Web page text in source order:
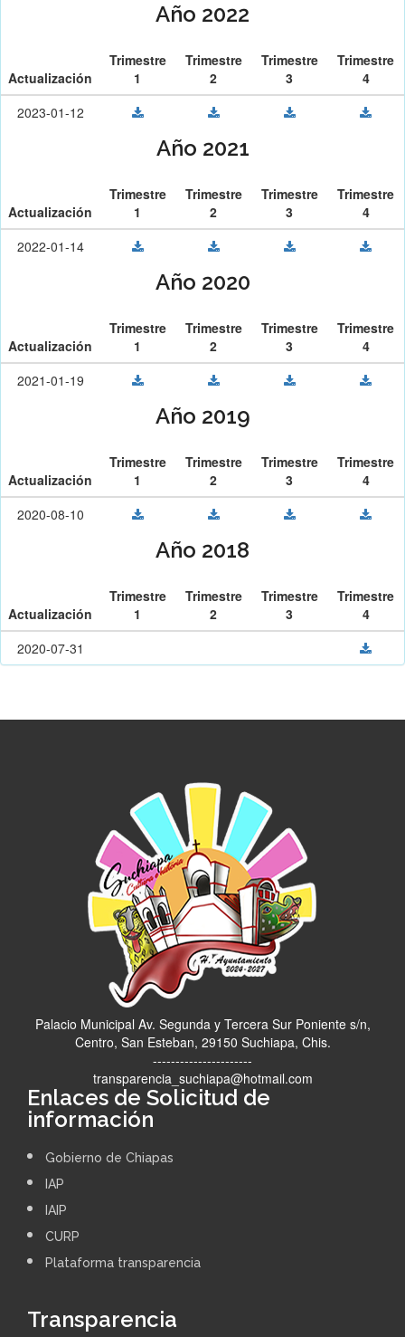
Año 2022
Actualización
Trimestre
1
Trimestre
2
Trimestre
3
Trimestre
4
2023-01-12
Año 2021
Actualización
Trimestre
1
Trimestre
2
Trimestre
3
Trimestre
4
2022-01-14
Año 2020
Actualización
Trimestre
1
Trimestre
2
Trimestre
3
Trimestre
4
2021-01-19
Año 2019
Actualización
Trimestre
1
Trimestre
2
Trimestre
3
Trimestre
4
2020-08-10
Año 2018
Actualización
Trimestre
1
Trimestre
2
Trimestre
3
Trimestre
4
2020-07-31
Palacio Municipal Av. Segunda y Tercera Sur Poniente s/n,
Centro, San Esteban, 29150 Suchiapa, Chis.
----------------------
transparencia_suchiapa@hotmail.com
Enlaces de Solicitud de
información
Gobierno de Chiapas
IAP
IAIP
CURP
Plataforma transparencia
Transparencia